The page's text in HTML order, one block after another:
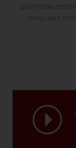
שמתרחשים
לאש קוראת